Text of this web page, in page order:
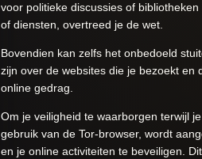
voor politieke discussies of
of diensten, overtreed je de wet.
Bovendien kan zelfs het onbedoeld
zijn over de websites die je bezoekt en
online gedrag.
Om je veiligheid te waarborgen terwijl
gebruik van de Tor-browser, wordt
en je online activiteiten te beveiligen.